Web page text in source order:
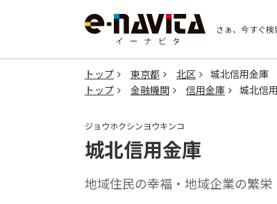
さぁ、今すぐ検
トップ 東京都 北区
城北信用金庫
トップ
金融機関 信用金庫 城北信
ジョウホクシンヨウキンコ
城北信用金庫
地域住民の幸福・地域企業の繁